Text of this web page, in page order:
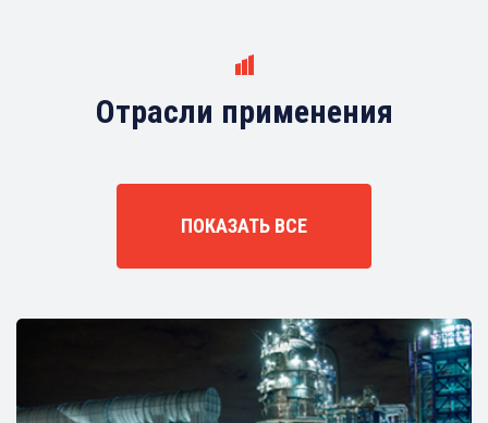
Отрасли применения
ПОКАЗАТЬ ВСЕ